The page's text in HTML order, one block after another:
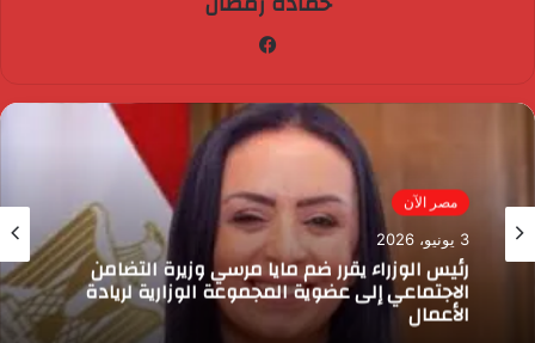
مصر الآن
3 يونيو، 2026
رئيس الوزراء يقرر ضم مايا مرسي وزيرة التضامن
الاجتماعي إلى عضوية المجموعة الوزارية لريادة
الأعمال